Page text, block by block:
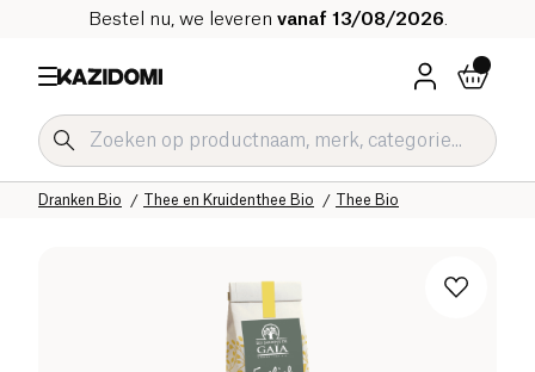
Bestel nu, we leveren vanaf 13/08/2026
Thee Bio
Thee en Kruidenthee Bio
Dranken Bio
Onze biologische catalogus
Home